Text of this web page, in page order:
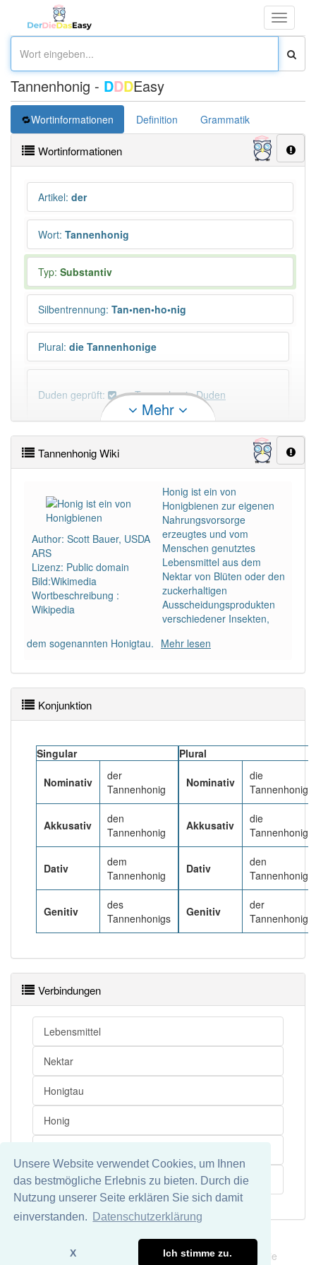
Unsere Website verwendet Cookies, um Ihnen
das bestmögliche Erlebnis zu bieten. Durch die
Nutzung unserer Seite erklären Sie sich damit
einverstanden.
Datenschutzerklärung
X Ich stimme zu.
Toggle
Tannenhonig - DDDEasy
Wortinformationen Definition Grammatik
Wortinformationen
Artikel: der
Wort: Tannenhonig
Typ: Substantiv
Silbentrennung: Tan•nen•ho•nig
Plural: die Tannenhonige
Duden geprüft: Tannenhonig Duden
PowerIndex:2
Häufigkeit: 2 von 10
Wörter mit Endung -tannenhonig: 1
Wörter mit Endung -tannenhonigaber mit einem
anderen Artikelder
korrekt erraten.
Mehr
Tannenhonig Wiki
Author: Scott Bauer, USDA
ARS
Lizenz: Public domain
Bild:Wikimedia
Wortbeschreibung :
Wikipedia
Honig ist ein von
Honigbienen zur eigenen
Nahrungsvorsorge
erzeugtes und vom
Menschen genutztes
Lebensmittel aus dem
Nektar von Blüten oder den
zuckerhaltigen
Ausscheidungsprodukten
verschiedener Insekten,
dem sogenannten Honigtau. Mehr lesen
Konjunktion
Singular
Nominativ
der
Tannenhonig
Akkusativ
den
Tannenhonig
Dativ
dem
Tannenhonig
Genitiv
des
Tannenhonigs
Plural
Nominativ
die
Tannenhonige
Akkusativ
die
Tannenhonige
Dativ
den
Genitiv
der
Tannenhonige
Verbindungen
Lebensmittel
Nektar
Honigtau
Honig
Insekt
Datenschutz
Wir übernehmen keine Garantie und keine Haftung für die